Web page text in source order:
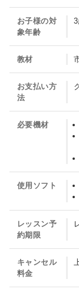
話
ス
ク
ー
ル
紹
お子様の対
象年齢
教材
お支払い方
法
必要機材
使用ソフト
レッスン予
約期限
キャンセル
料金